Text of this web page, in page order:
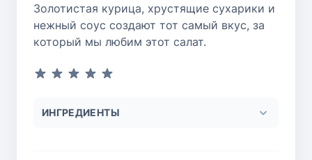
Золотистая курица, хрустящие сухарики и
нежный соус создают тот самый вкус, за
который мы любим этот салат.
ИНГРЕДИЕНТЫ